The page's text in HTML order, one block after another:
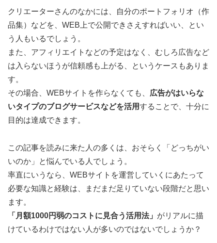
クリエーターさんのなかには、自分のポートフォリオ（作
品集）などを、WEB上で公開できさえすればいい、とい
う人もいるでしょう。
また、アフィリエイトなどの予定はなく、むしろ広告など
は入らないほうが信頼感も上がる、というケースもありま
す。
その場合、WEBサイトを作らなくても、 広告がはいらな
いタイプのブログサービスなどを活用することで、十分に
目的は達成できます。
この記事を読みに来た人の多くは、おそらく「どっちがい
いのか」と悩んでいる人でしょう。
率直にいうなら、WEBサイトを運営していくにあたって
必要な知識と経験は、まだまだ足りていない段階だと思い
ます。
「月額1000円弱のコストに見合う活用法」 がリアルに描
けているわけではない人が多いのではないでしょうか？